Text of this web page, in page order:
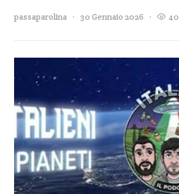
passaparolina 30 Gennaio 2026